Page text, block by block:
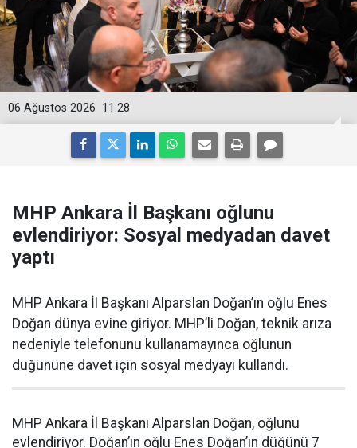
11:28
06 Ağustos 2026
MHP Ankara İl Başkanı oğlunu
evlendiriyor: Sosyal medyadan davet
yaptı
MHP Ankara İl Başkanı Alparslan Doğan’ın oğlu Enes
Doğan dünya evine giriyor. MHP’li Doğan, teknik arıza
nedeniyle telefonunu kullanamayınca oğlunun
düğününe davet için sosyal medyayı kullandı.
MHP Ankara İl Başkanı Alparslan Doğan, oğlunu
evlendiriyor. Doğan’ın oğlu Enes Doğan’ın düğünü 7